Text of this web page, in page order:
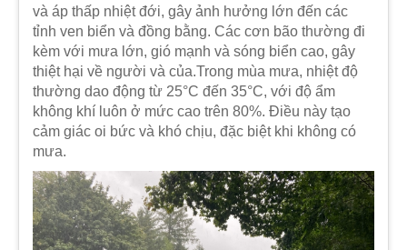
và áp thấp nhiệt đới, gây ảnh hưởng lớn đến các
tỉnh ven biển và đồng bằng. Các cơn bão thường đi
kèm với mưa lớn, gió mạnh và sóng biển cao, gây
thiệt hại về người và của.Trong mùa mưa, nhiệt độ
thường dao động từ 25°C đến 35°C, với độ ẩm
không khí luôn ở mức cao trên 80%. Điều này tạo
cảm giác oi bức và khó chịu, đặc biệt khi không có
mưa.